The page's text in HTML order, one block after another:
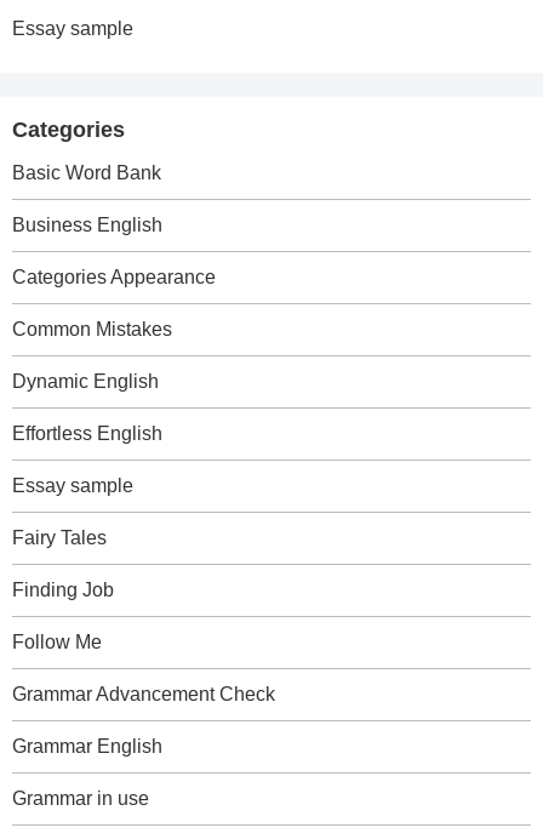
Essay sample
Categories
Basic Word Bank
Business English
Categories Appearance
Common Mistakes
Dynamic English
Effortless English
Essay sample
Fairy Tales
Finding Job
Follow Me
Grammar Advancement Check
Grammar English
Grammar in use